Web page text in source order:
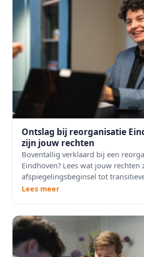
Ontslag bij reorganisatie
zijn jouw rechten
Boventallig verklaard bij een
Eindhoven? Lees wat jouw rechten
afspiegelingsbeginsel tot
Lees meer